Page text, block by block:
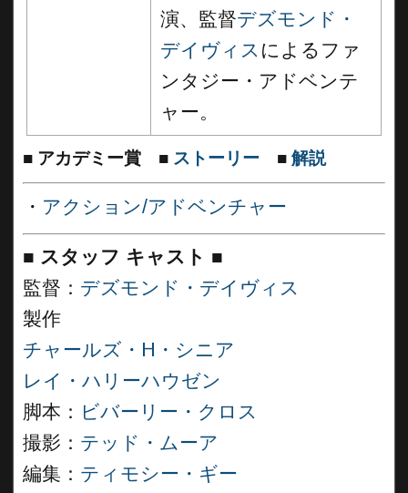
演、監督デズモンド・
デイヴィス によるファ
ンタジー・アドベンテ
ャー。
■ アカデミー賞 ■ ストーリー ■ 解説
・ アクション/アドベンチャー
■ スタッフ キャスト ■
監督： デズモンド・デイヴィス
製作
チャールズ・H・シニア
レイ・ハリーハウゼン
脚本： ビバーリー・クロス
撮影： テッド・ムーア
編集： ティモシー・ギー